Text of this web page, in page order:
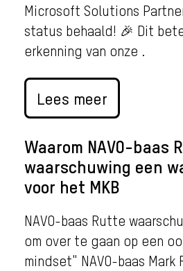
Microsoft Solutions
status behaald! 🎉 Dit
erkenning van onze .
Lees meer
Waarom NAVO-baas
waarschuwing een
voor het MKB
NAVO-baas Rutte
om over te gaan op een
mindset" NAVO-baas